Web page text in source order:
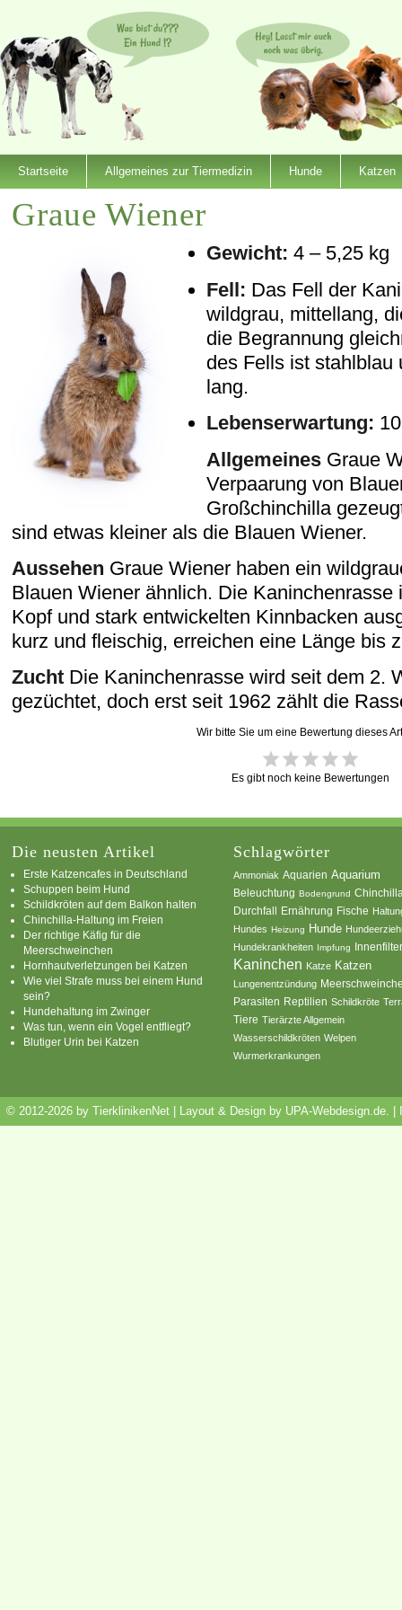
Startseite Allgemeines zur Tiermedizin Hunde Katzen
Graue Wiener
Gewicht: 4 – 5,25 kg
Fell: Das Fell der
wildgrau, mittellang,
die Begrannung
des Fells ist stahlblau
lang.
Lebenserwartung:
Allgemeines Graue
Verpaarung von
Großchinchilla
sind etwas kleiner als die Blauen Wiener.
Aussehen Graue Wiener haben ein
Blauen Wiener ähnlich. Die Kaninchenrasse
Kopf und stark entwickelten Kinnbacken
kurz und fleischig, erreichen eine Länge bis
Zucht Die Kaninchenrasse wird seit dem 2.
gezüchtet, doch erst seit 1962 zählt die
Wir bitte Sie um eine Bewertung dieses
Es gibt noch keine Bewertungen
Die neusten Artikel
Erste Katzencafes in Deutschland
Schuppen beim Hund
Schildkröten auf dem Balkon halten
Chinchilla-Haltung im Freien
Der richtige Käfig für die
Meerschweinchen
Hornhautverletzungen bei Katzen
Wie viel Strafe muss bei einem Hund
sein?
Hundehaltung im Zwinger
Was tun, wenn ein Vogel entfliegt?
Blutiger Urin bei Katzen
Schlagwörter
Ammoniak Aquarien Aquarium
Beleuchtung Bodengrund
Durchfall Ernährung Fische
Hundes Heizung Hunde
Hundekrankheiten Impfung
Kaninchen Katze Katzen
Lungenentzündung
Parasiten Reptilien Schildkröte
Tiere Tierärzte Allgemein
Wasserschildkröten Welpen
Wurmerkrankungen
© 2012-2026 by TierklinikenNet | Layout & Design by UPA-Webdesign.de.